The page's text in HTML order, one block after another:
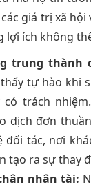
giá trị xã
lợi ích không
trung thành
tự hào khi
trách
dịch đơn
đối tác, nơi
tạo ra sự thay
nhân tài: